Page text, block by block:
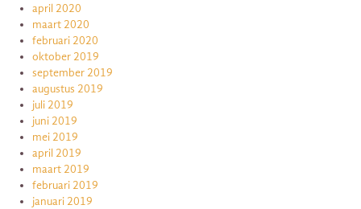
april 2020
maart 2020
februari 2020
oktober 2019
september 2019
augustus 2019
juli 2019
juni 2019
mei 2019
april 2019
maart 2019
februari 2019
januari 2019